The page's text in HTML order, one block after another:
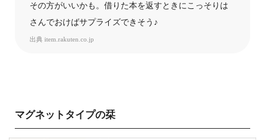
その方がいいかも。借りた本を返すときにこっそりは
さんでおけばサプライズできそう♪
出典 item.rakuten.co.jp
マグネットタイプの栞